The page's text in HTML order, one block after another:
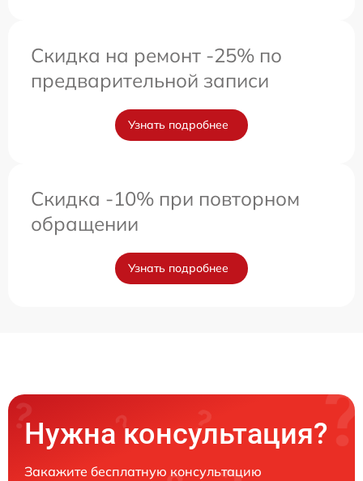
Скидка на ремонт -25% по
предварительной записи
Узнать подробнее
Скидка -10% при повторном
обращении
Узнать подробнее
Нужна консультация?
Закажите бесплатную консультацию